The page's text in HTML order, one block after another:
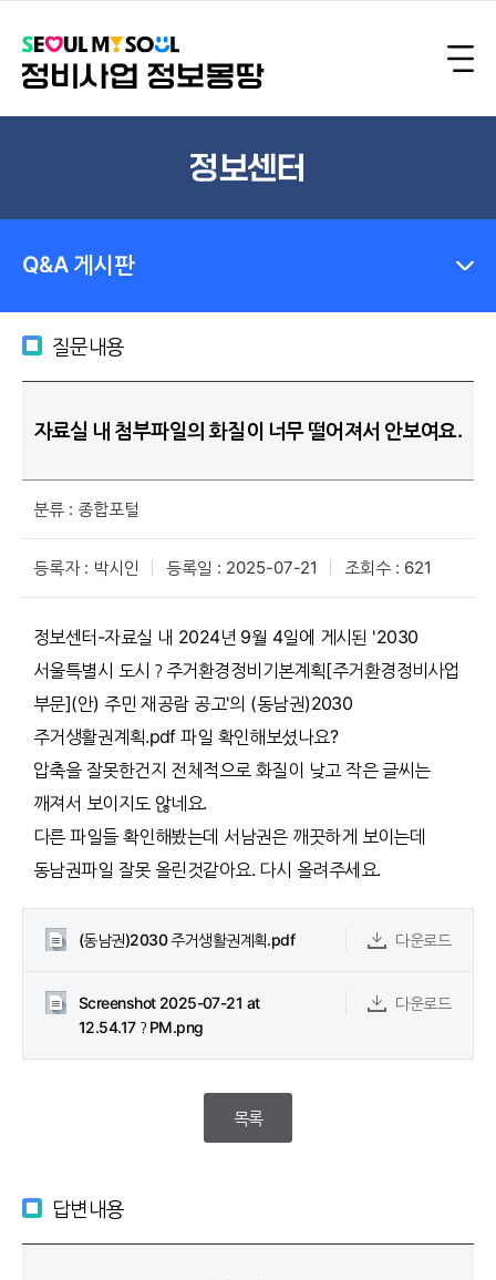
정보센터
Q&A 게시판
질문내용
자료실 내 첨부파일의 화질이 너무 떨어져서 안보여요.
분류 : 종합포털
등록자 : 박시인 등록일 : 2025-07-21 조회수 : 621
정보센터-자료실 내 2024년 9월 4일에 게시된 '2030
서울특별시 도시？주거환경정비기본계획[주거환경정비사업
부문](안) 주민 재공람 공고'의 (동남권)2030
주거생활권계획.pdf 파일 확인해보셨나요?
압축을 잘못한건지 전체적으로 화질이 낮고 작은 글씨는
깨져서 보이지도 않네요.
다른 파일들 확인해봤는데 서남권은 깨끗하게 보이는데
동남권파일 잘못 올린것같아요. 다시 올려주세요.
(동남권)2030 주거생활권계획.pdf 다운로드
Screenshot 2025-07-21 at
12.54.17？PM.png
다운로드
목록
답변내용